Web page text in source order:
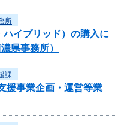
所
イブリッド）の購入に
県事務所）
課
援事業企画・運営等業